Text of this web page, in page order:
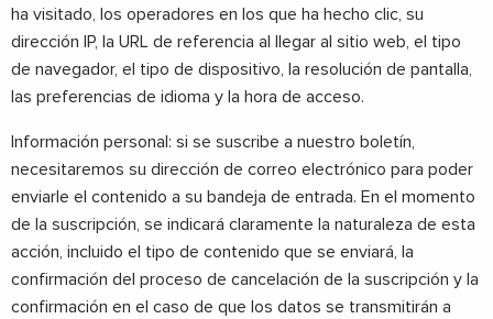
ha visitado, los operadores en los que ha hecho clic, su
dirección IP, la URL de referencia al llegar al sitio web, el tipo
de navegador, el tipo de dispositivo, la resolución de pantalla,
las preferencias de idioma y la hora de acceso.
Información personal: si se suscribe a nuestro boletín,
necesitaremos su dirección de correo electrónico para poder
enviarle el contenido a su bandeja de entrada. En el momento
de la suscripción, se indicará claramente la naturaleza de esta
acción, incluido el tipo de contenido que se enviará, la
confirmación del proceso de cancelación de la suscripción y la
confirmación en el caso de que los datos se transmitirán a